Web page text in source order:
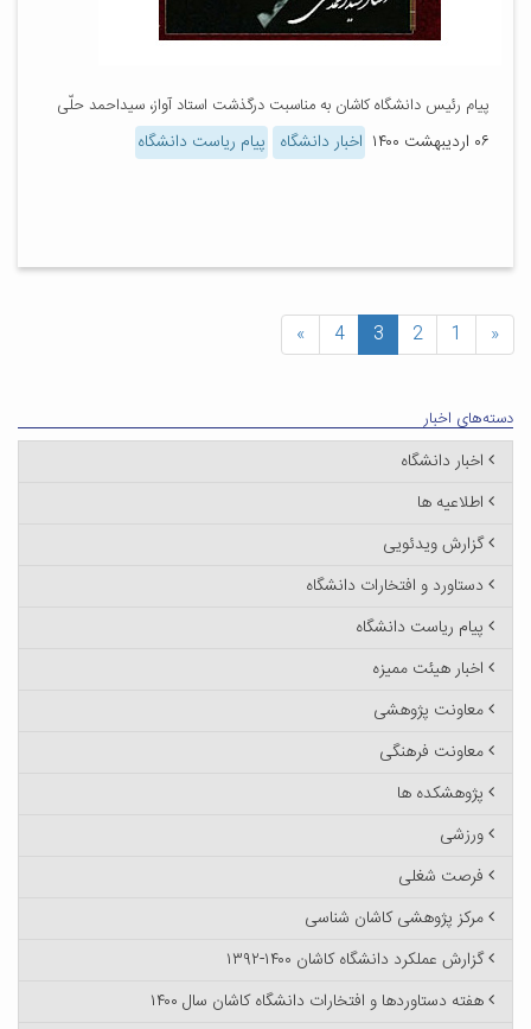
پیام رئیس دانشگاه کاشان به مناسبت درگذشت استاد آواز، سیداحمد حلّی
۰۶ اردیبهشت ۱۴۰۰ اخبار دانشگاه پیام ریاست دانشگاه
«
1
2
3
4
»
دسته‌های اخبار
اخبار دانشگاه
اطلاعیه ها
گزارش ویدئویی
دستاورد و افتخارات دانشگاه
پیام ریاست دانشگاه
اخبار هیئت ممیزه
معاونت پژوهشی
معاونت فرهنگی
پژوهشکده ها
ورزشی
فرصت شغلی
مرکز پژوهشی کاشان شناسی
گزارش عملکرد دانشگاه کاشان ۱۴۰۰-۱۳۹۲
هفته دستاوردها و افتخارات دانشگاه کاشان سال ۱۴۰۰